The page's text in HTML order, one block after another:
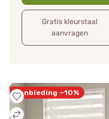
Gratis kleurstaal
aanvragen
Aanbieding −10%